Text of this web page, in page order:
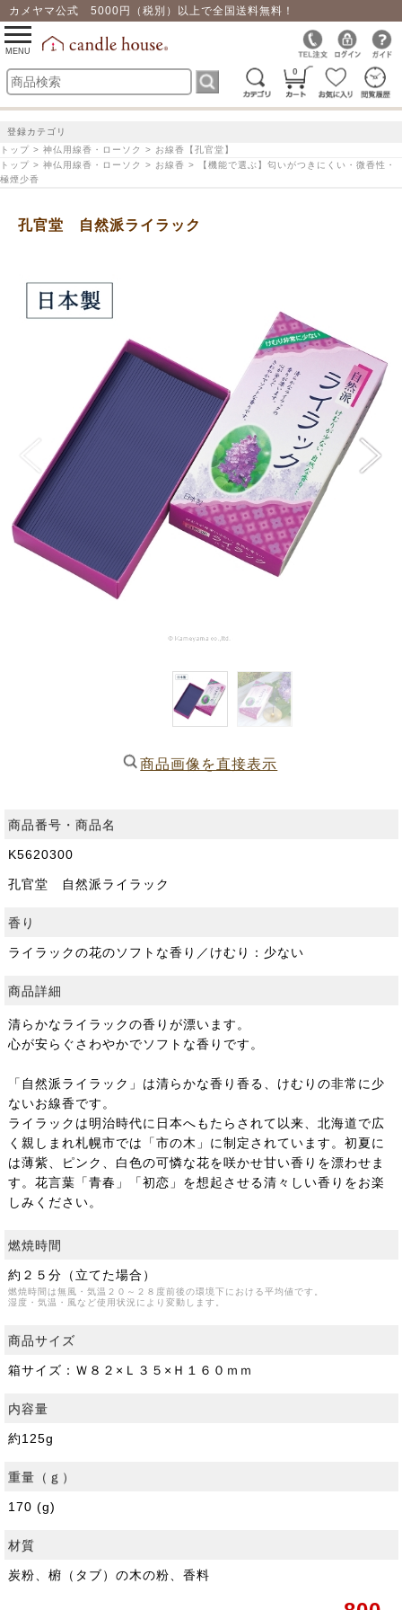
カメヤマ公式 5000円（税別）以上で全国送料無料！
0
toggle
navigation
MENU
登録カテゴリ
トップ > 神仏用線香・ローソク > お線香【孔官堂】
トップ > 神仏用線香・ローソク > お線香 > 【機能で選ぶ】匂いがつきにくい・微香性・
極煙少香
孔官堂 自然派ライラック
商品画像を直接表示
商品番号・商品名
K5620300
孔官堂 自然派ライラック
香り
ライラックの花のソフトな香り／けむり：少ない
商品詳細
清らかなライラックの香りが漂います。
心が安らぐさわやかでソフトな香りです。
「自然派ライラック」は清らかな香り香る、けむりの非常に少
ないお線香です。
ライラックは明治時代に日本へもたらされて以来、北海道で広
く親しまれ札幌市では「市の木」に制定されています。初夏に
は薄紫、ピンク、白色の可憐な花を咲かせ甘い香りを漂わせま
す。花言葉「青春」「初恋」を想起させる清々しい香りをお楽
しみください。
燃焼時間
約２５分（立てた場合）
燃焼時間は無風・気温２０～２８度前後の環境下における平均値です。
湿度・気温・風など使用状況により変動します。
商品サイズ
箱サイズ：Ｗ８２×Ｌ３５×Ｈ１６０ｍｍ
内容量
約125g
重量（ｇ）
170 (g)
材質
炭粉、椨（タブ）の木の粉、香料